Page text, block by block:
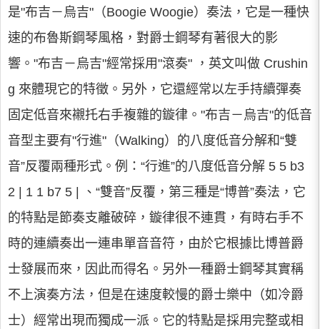
是"布吉－烏吉"（Boogie Woogie）奏法，它是一種快
速的布魯斯鋼琴風格，對爵士鋼琴有著很大的影
響。"布吉－烏吉"經常採用"滾奏" ，英文叫做 Crushin
g 來體現它的特徵。另外，它還經常以左手持續彈奏
固定低音來襯托右手複雜的鏇律。"布吉－烏吉"的低音
音型主要有"行進"（Walking）的八度低音分解和“雙
音”反覆兩種形式。例：“行進”的八度低音分解 5 5 b3
2 | 1 1 b7 5 | 、“雙音”反覆，第三種是“博普”奏法，它
的特點是節奏支離破碎，鏇律很不連貫，有時右手不
時的連續奏出一連串單音音符，由於它根據比博普爵
士發展而來，因此而得名。另外一種爵士鋼琴其實稱
不上演奏方法，但是在速度較慢的爵士樂中（如冷爵
士）經常出現而獨成一派。它的特點是採用完整或相